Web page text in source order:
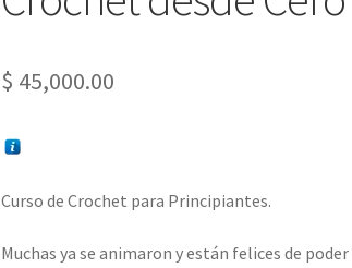
$ 45,000.00
Curso de Crochet para Principiantes.
Muchas ya se animaron y están felices de